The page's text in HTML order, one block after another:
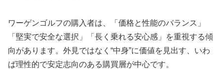
ワーゲンゴルフの購入者は、「価格と性能のバランス」
「堅実で安全な選択」「長く乗れる安心感」を重視する傾
向があります。外見ではなく“中身”に価値を見出す、いわ
ば理性的で安定志向のある購買層が中心です。